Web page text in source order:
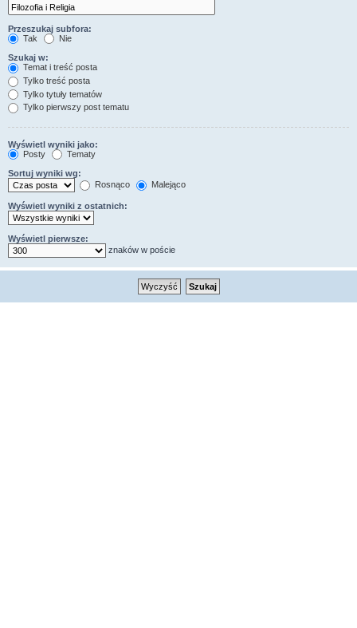
Przeszukaj subfora:
Tak
Nie
Szukaj w:
Temat i treść posta
Tylko treść posta
Tylko tytuły tematów
Tylko pierwszy post tematu
Wyświetl wyniki jako:
Posty
Tematy
Sortuj wyniki wg:
Rosnąco
Malejąco
Wyświetl wyniki z ostatnich:
Wyświetl pierwsze:
znaków w poście